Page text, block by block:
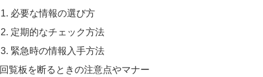
必要な情報の選び方
定期的なチェック方法
緊急時の情報入手方法
回覧板を断るときの注意点やマナー